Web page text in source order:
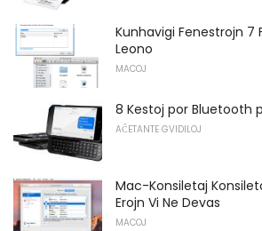
Kunhavigi Fenestrojn 7
Leono
MACOJ
8 Kestoj por Bluetooth
AĈETANTE GVIDILOJ
Mac-Konsiletaj
Erojn Vi Ne Devas
MACOJ